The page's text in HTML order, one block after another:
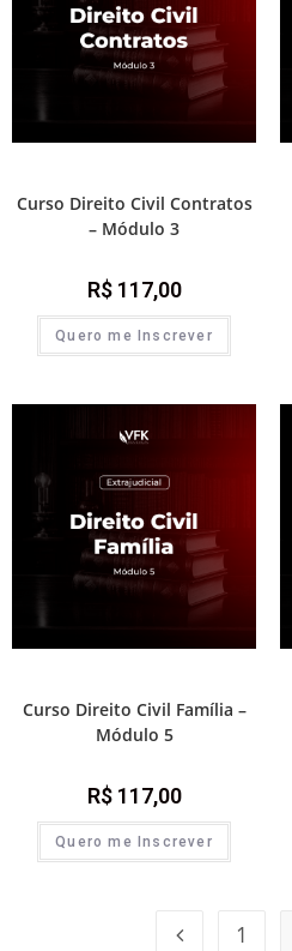
Curso Direito Civil Contratos
– Módulo 3
R$117,00
Quero me Inscrever
Curso Direito Civil Família –
Módulo 5
R$117,00
Quero me Inscrever
1